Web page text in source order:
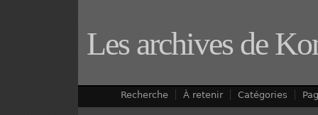
Les archives de
Recherche À retenir Catégories